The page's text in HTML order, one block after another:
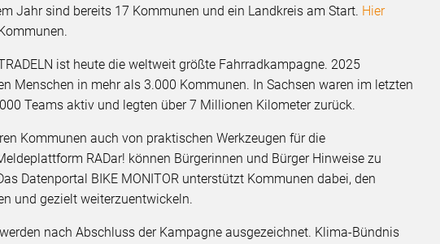
Jahr sind bereits 17 Kommunen und ein Landkreis am Start. Hier
ist heute die weltweit größte Fahrradkampagne. 2025
Menschen in mehr als 3.000 Kommunen. In Sachsen waren im letzten
Teams aktiv und legten über 7 Millionen Kilometer zurück.
Kommunen auch von praktischen Werkzeugen für die
RADar! können Bürgerinnen und Bürger Hinweise zu
Datenportal BIKE MONITOR unterstützt Kommunen dabei, den
und gezielt weiterzuentwickeln.
nach Abschluss der Kampagne ausgezeichnet. Klima-Bündnis